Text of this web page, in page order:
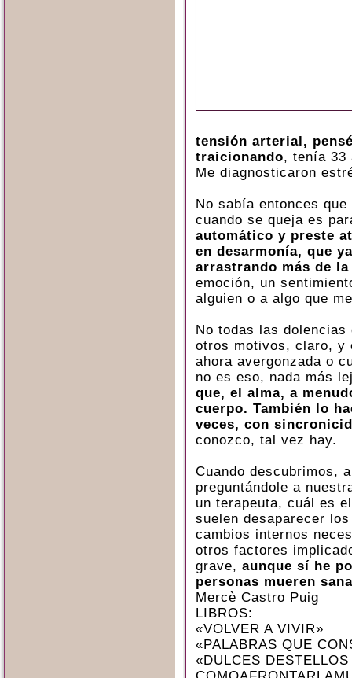
tensión arterial,
traicionando, tenía 33
Me diagnosticaron
No sabía entonces
cuando se queja es
automático y preste
en desarmonía, que
arrastrando más de
emoción, un
alguien o a algo que
No todas las
otros motivos, claro, y
ahora avergonzada o
no es eso, nada más
que, el alma, a
cuerpo. También lo
veces, con
conozco, tal vez hay.
Cuando descubrimos,
preguntándole a
un terapeuta, cuál es
suelen desaparecer
cambios internos
otros factores
grave, aunque sí he
personas mueren
Mercè Castro Puig
LIBROS:
«VOLVER A VIVIR»
«PALABRAS QUE
«DULCES